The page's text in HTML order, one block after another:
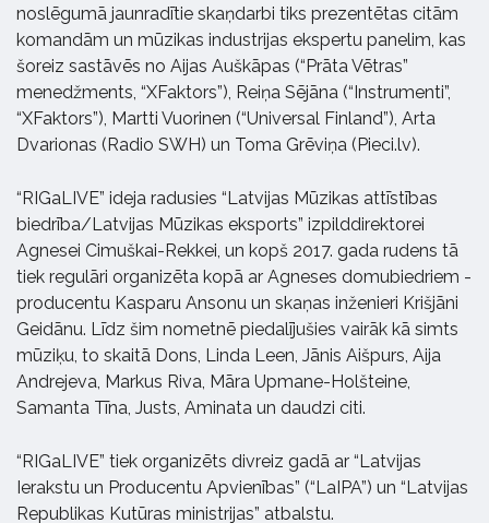
noslēgumā jaunradītie skaņdarbi tiks prezentētas citām
komandām un mūzikas industrijas ekspertu panelim, kas
šoreiz sastāvēs no Aijas Auškāpas (“Prāta Vētras”
menedžments, “XFaktors”), Reiņa Sējāna (“Instrumenti”,
“XFaktors”), Martti Vuorinen (“Universal Finland”), Arta
Dvarionas (Radio SWH) un Toma Grēviņa (Pieci.lv).
“RIGaLIVE” ideja radusies “Latvijas Mūzikas attīstības
biedrība/Latvijas Mūzikas eksports” izpilddirektorei
Agnesei Cimuškai-Rekkei, un kopš 2017. gada rudens tā
tiek regulāri organizēta kopā ar Agneses domubiedriem -
producentu Kasparu Ansonu un skaņas inženieri Krišjāni
Geidānu. Līdz šim nometnē piedalījušies vairāk kā simts
mūziķu, to skaitā Dons, Linda Leen, Jānis Aišpurs, Aija
Andrejeva, Markus Riva, Māra Upmane-Holšteine,
Samanta Tīna, Justs, Aminata un daudzi citi.
“RIGaLIVE” tiek organizēts divreiz gadā ar “Latvijas
Ierakstu un Producentu Apvienības” (“LaIPA”) un “Latvijas
Republikas Kutūras ministrijas” atbalstu.